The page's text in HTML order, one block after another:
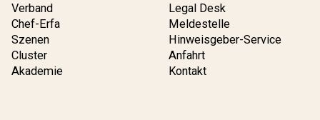
Verband
Chef-Erfa
Szenen
Cluster
Akademie
Legal Desk
Meldestelle
Hinweisgeber-Service
Anfahrt
Kontakt